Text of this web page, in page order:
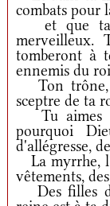
combats pour
et que ta
merveilleux.
tomberont à
ennemis du
Ton trône,
sceptre de ta
Tu aimes
pourquoi
d'allégresse,
La myrrhe,
vêtements,
Des filles